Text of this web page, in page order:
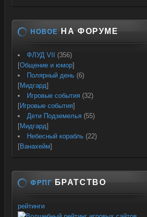
НОВОЕ НА ФОРУМЕ
ФЛУД VII
(356)
[Общение и юмор]
Полярный день (6)
[Мидгард]
Игровые события (32)
[Игровые события]
Дети Подземелья (55)
[Мидгард]
Небесный корабль (22)
[Ванахейм]
ФРПГ БРАТСТВО
рейтинги